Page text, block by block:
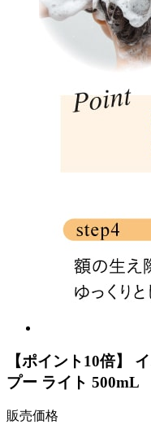
【ポイント10倍】
プー ライト 500mL
販売価格